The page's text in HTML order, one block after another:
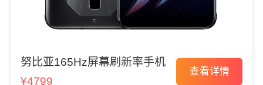
努比亚165Hz屏幕刷新率手机
¥4799
查看详情